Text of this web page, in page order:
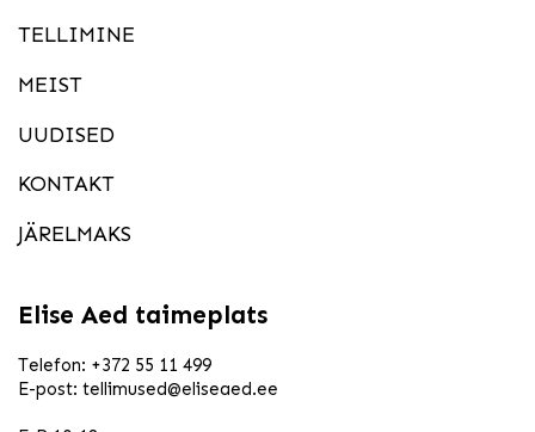
TELLIMINE
MEIST
UUDISED
KONTAKT
JÄRELMAKS
Elise Aed taimeplats
Telefon: +372 55 11 499
E-post: tellimused@eliseaed.ee